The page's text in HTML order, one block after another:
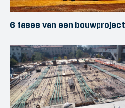
6 fases van een bouwproject